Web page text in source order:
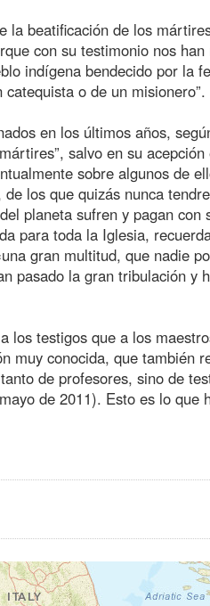
beatificación de los
con su testimonio nos
indígena bendecido por la
o de un misionero”.
en los últimos años,
salvo en su
sobre algunos de
los que quizás nunca
planeta sufren y pagan con
para toda la Iglesia,
gran multitud, que nadie
pasado la gran tribulación y
los testigos que a los
muy conocida, que también
de profesores, sino de
de 2011). Esto es lo que